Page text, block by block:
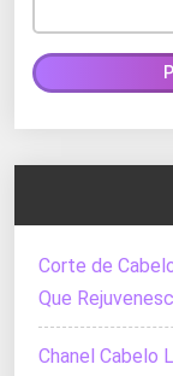
Corte de
Que
Chanel Cabelo